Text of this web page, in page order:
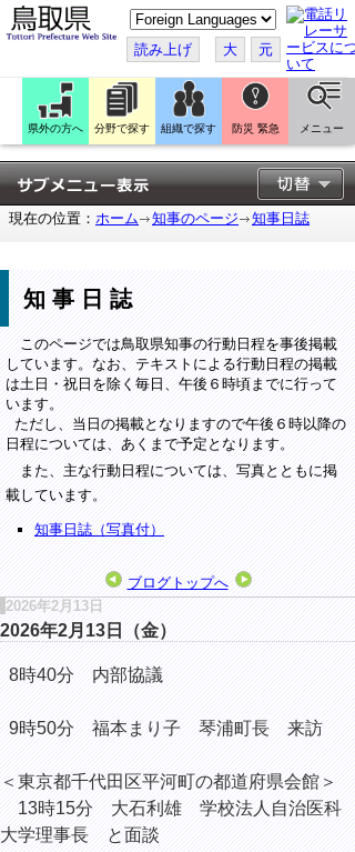
こ
の
ペ
ー
ジ
翻
訳
す
る
読み上げ 大 元
県外の方へ 分野で探す 組織で探す 防災 緊急 メニュー
現在の位置： ホーム 知事のページ 知事日誌
知事日誌
このページでは鳥取県知事の行動日程を事後掲載
しています。なお、テキストによる行動日程の掲載
は土日・祝日を除く毎日、午後６時頃までに行って
います。
ただし、当日の掲載となりますので午後６時以降の
日程については、あくまで予定となります。
また、主な行動日程については、写真とともに掲
載しています。
知事日誌（写真付）
ブログトップへ
2026年2月13日
2026年2月13日（金）
8時40分 内部協議
9時50分 福本まり子 琴浦町長 来訪
＜東京都千代田区平河町の都道府県会館＞
13時15分 大石利雄 学校法人自治医科
大学理事長 と面談